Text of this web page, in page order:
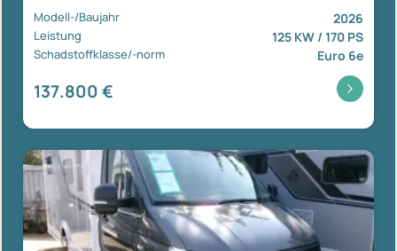
Modell-/Baujahr 2026
Leistung 125 KW / 170 PS
Schadstoffklasse/-norm Euro 6e
137.800 €